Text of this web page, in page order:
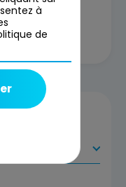
un plan de
étapes
à
de